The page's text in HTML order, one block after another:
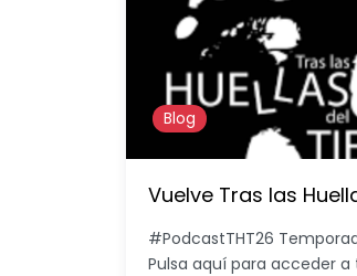
Blog
Vuelve Tras las
#PodcastTHT26
Pulsa aquí para acceder a